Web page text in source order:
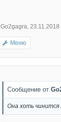
Go2gagra, 23.11.2018
Меню
Сообщение от
Она хоть чинится